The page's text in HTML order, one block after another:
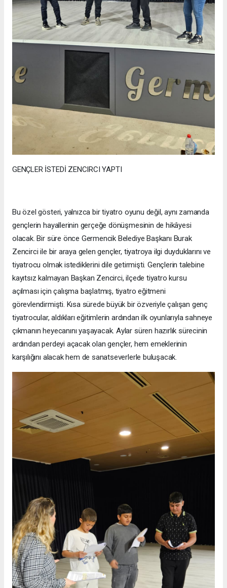
GENÇLER İSTEDİ ZENCIRCI YAPTI
Bu özel gösteri, yalnızca bir tiyatro oyunu değil, aynı zamanda
gençlerin hayallerinin gerçeğe dönüşmesinin de hikâyesi
olacak. Bir süre önce Germencik Belediye Başkanı Burak
Zencirci ile bir araya gelen gençler, tiyatroya ilgi duyduklarını ve
tiyatrocu olmak istediklerini dile getirmişti. Gençlerin talebine
kayıtsız kalmayan Başkan Zencirci, ilçede tiyatro kursu
açılması için çalışma başlatmış, tiyatro eğitmeni
görevlendirmişti. Kısa sürede büyük bir özveriyle çalışan genç
tiyatrocular, aldıkları eğitimlerin ardından ilk oyunlarıyla sahneye
çıkmanın heyecanını yaşayacak. Aylar süren hazırlık sürecinin
ardından perdeyi açacak olan gençler, hem emeklerinin
karşılığını alacak hem de sanatseverlerle buluşacak.